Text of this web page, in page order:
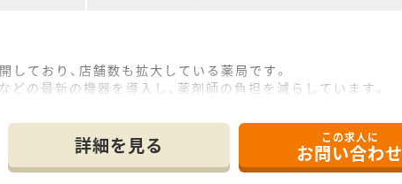
しており、店舗数も拡大している薬局です。
どの最新の機器を導入し、薬剤師の負担を減らしています。
どの福利厚生も充実しています。
現場に入られております。
詳細を見る この求人に
お問い合わせ